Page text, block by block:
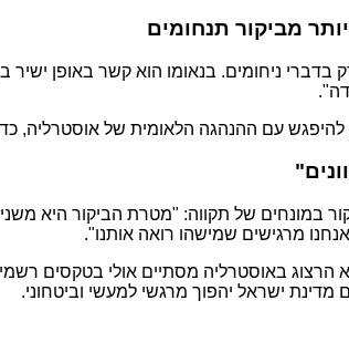
מביקור תנחומים
ניחומים. בנאומו הוא קשר באופן ישיר
להיפגש עם ההנהגה הלאומית של אוסטרליה,
במונחים של תקווה: "מטרת הביקור היא
אנחנו מרגישים שמישהו רואה אותנו".
הרצוג באוסטרליה מסתיים אולי בטקסים
מדינת ישראל יהפוך מרגשי למעשי וביטחוני.